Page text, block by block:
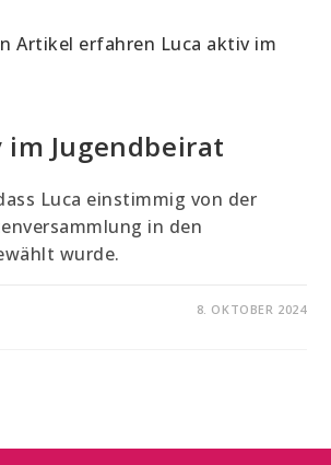
im Jugendbeirat
Luca einstimmig von der
in den
wurde.
8. OKTOBER 2024